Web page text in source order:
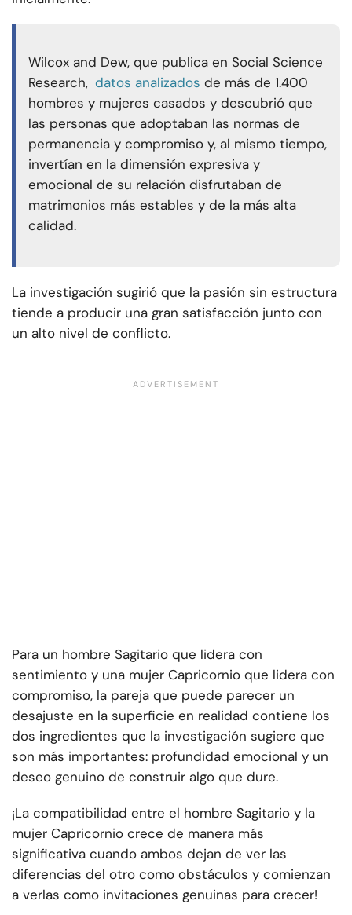
Wilcox and Dew, que publica en Social Science
Research, datos analizados de más de 1.400
hombres y mujeres casados y descubrió que
las personas que adoptaban las normas de
permanencia y compromiso y, al mismo tiempo,
invertían en la dimensión expresiva y
emocional de su relación disfrutaban de
matrimonios más estables y de la más alta
calidad.
La investigación sugirió que la pasión sin estructura
tiende a producir una gran satisfacción junto con
un alto nivel de conflicto.
Para un hombre Sagitario que lidera con
sentimiento y una mujer Capricornio que lidera con
compromiso, la pareja que puede parecer un
desajuste en la superficie en realidad contiene los
dos ingredientes que la investigación sugiere que
son más importantes: profundidad emocional y un
deseo genuino de construir algo que dure.
¡La compatibilidad entre el hombre Sagitario y la
mujer Capricornio crece de manera más
significativa cuando ambos dejan de ver las
diferencias del otro como obstáculos y comienzan
a verlas como invitaciones genuinas para crecer!